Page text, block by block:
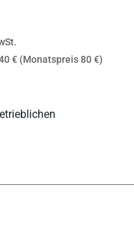
€ (Monatspreis 80 €)